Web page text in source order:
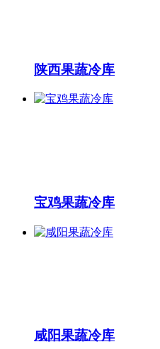
陕西果蔬冷库
宝鸡果蔬冷库
咸阳果蔬冷库